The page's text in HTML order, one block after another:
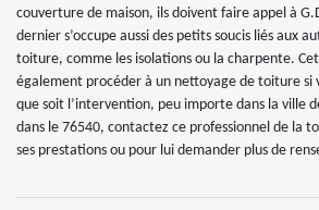
couverture de maison, ils doivent faire appel à
dernier s’occupe aussi des petits soucis liés aux
toiture, comme les isolations ou la charpente.
également procéder à un nettoyage de toiture si
que soit l’intervention, peu importe dans la ville
dans le 76540, contactez ce professionnel de la
ses prestations ou pour lui demander plus de